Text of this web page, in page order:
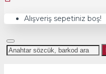
Alışveriş sepetiniz boş!